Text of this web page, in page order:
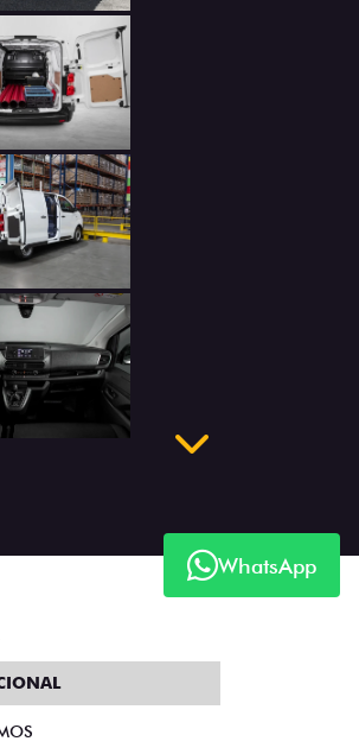
WhatsApp